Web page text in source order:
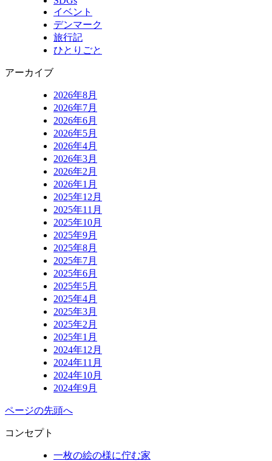
イベント
デンマーク
旅行記
ひとりごと
アーカイブ
2026年8月
2026年7月
2026年6月
2026年5月
2026年4月
2026年3月
2026年2月
2026年1月
2025年12月
2025年11月
2025年10月
2025年9月
2025年8月
2025年7月
2025年6月
2025年5月
2025年4月
2025年3月
2025年2月
2025年1月
2024年12月
2024年11月
2024年10月
2024年9月
ページの先頭へ
コンセプト
一枚の絵の様に佇む家